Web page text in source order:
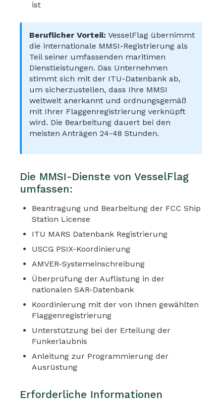
ist
Beruflicher Vorteil: VesselFlag übernimmt
die internationale MMSI-Registrierung als
Teil seiner umfassenden maritimen
Dienstleistungen. Das Unternehmen
stimmt sich mit der ITU-Datenbank ab,
um sicherzustellen, dass Ihre MMSI
weltweit anerkannt und ordnungsgemäß
mit Ihrer Flaggenregistrierung verknüpft
wird. Die Bearbeitung dauert bei den
meisten Anträgen 24-48 Stunden.
Die MMSI-Dienste von VesselFlag
umfassen:
Beantragung und Bearbeitung der FCC Ship
Station License
ITU MARS Datenbank Registrierung
USCG PSIX-Koordinierung
AMVER-Systemeinschreibung
Überprüfung der Auflistung in der
nationalen SAR-Datenbank
Koordinierung mit der von Ihnen gewählten
Flaggenregistrierung
Unterstützung bei der Erteilung der
Funkerlaubnis
Anleitung zur Programmierung der
Ausrüstung
Erforderliche Informationen